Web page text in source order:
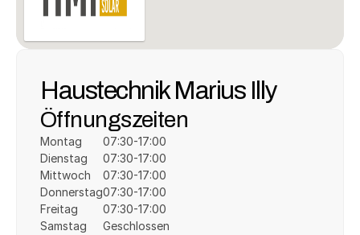
Haustechnik Marius Illy
Öffnungszeiten
Montag
Dienstag
Mittwoch
Donnerstag
Freitag
Samstag
07:30-17:00
07:30-17:00
07:30-17:00
07:30-17:00
07:30-17:00
Geschlossen